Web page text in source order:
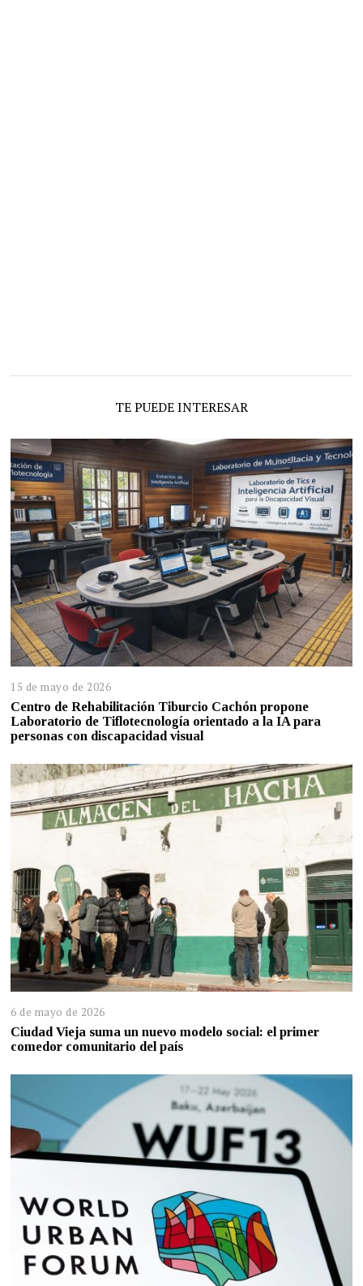
TE PUEDE INTERESAR
15 de mayo de 2026
Centro de Rehabilitación Tiburcio Cachón propone
Laboratorio de Tiflotecnología orientado a la IA para
personas con discapacidad visual
6 de mayo de 2026
Ciudad Vieja suma un nuevo modelo social: el primer
comedor comunitario del país